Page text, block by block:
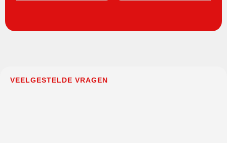
VEELGESTELDE VRAGEN